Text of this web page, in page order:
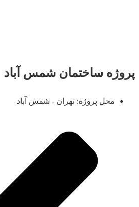
پروژه ساختمان شمس آباد
محل پروژه: تهران - شمس آباد